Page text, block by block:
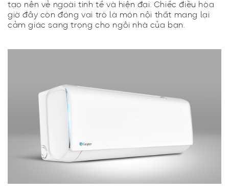
tạo nên vẻ ngoài tinh tế và hiện đại. Chiếc điều hòa
giờ đây còn đóng vai trò là món nội thất mang lại
cảm giác sang trọng cho ngôi nhà của bạn.